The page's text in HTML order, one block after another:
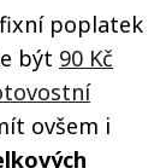
poplatek
být 90 Kč
ovšem i